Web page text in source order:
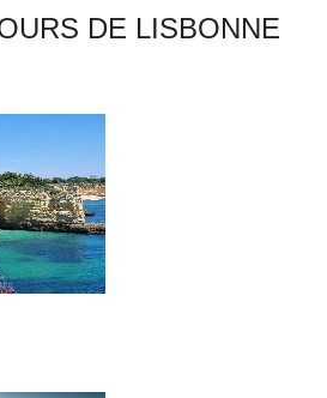
DE LISBONNE